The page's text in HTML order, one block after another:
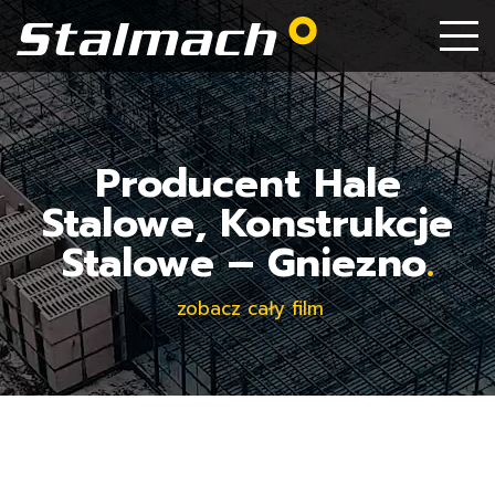
Producent Hale
Stalowe, Konstrukcje
Stalowe – Gniezno.
zobacz cały film